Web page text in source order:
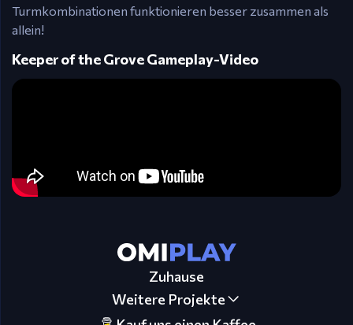
Turmkombinationen funktionieren besser zusammen als
allein!
Keeper of the Grove Gameplay-Video
Zuhause
Weitere Projekte